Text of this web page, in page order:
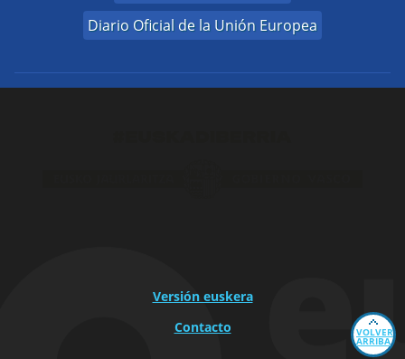
Diario Oficial de la Unión Europea
Versión euskera
Contacto
VOLVER
ARRIBA